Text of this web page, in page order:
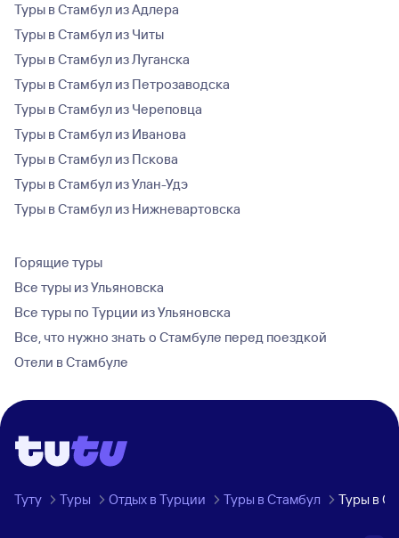
Туры в Стамбул из Адлера
Туры в Стамбул из Читы
Туры в Стамбул из Луганска
Туры в Стамбул из Петрозаводска
Туры в Стамбул из Череповца
Туры в Стамбул из Иванова
Туры в Стамбул из Пскова
Туры в Стамбул из Улан-Удэ
Туры в Стамбул из Нижневартовска
Горящие туры
Все туры из Ульяновска
Все туры по Турции из Ульяновска
Все, что нужно знать о Стамбуле перед поездкой
Отели в Стамбуле
Туту Туры Отдых в Турции Туры в Стамбул Туры в